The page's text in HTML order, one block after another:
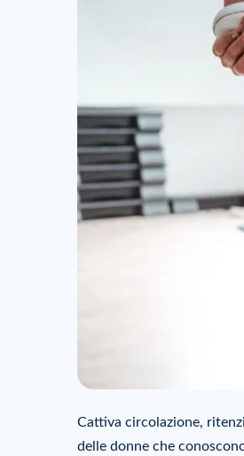
Cattiva circolazione,
delle donne che